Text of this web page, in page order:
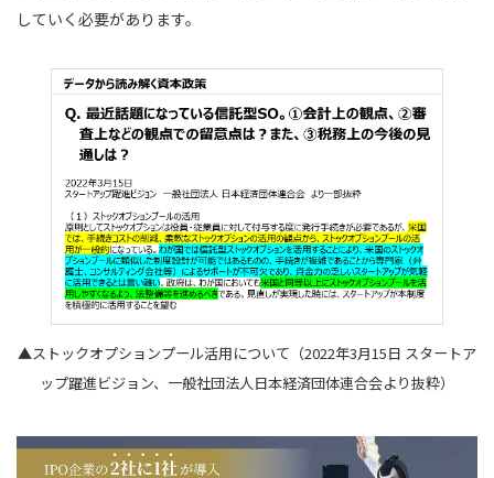
していく必要があります。
▲ストックオプションプール活用について（2022年3月15日 スタートア
ップ躍進ビジョン、一般社団法人日本経済団体連合会より抜粋）